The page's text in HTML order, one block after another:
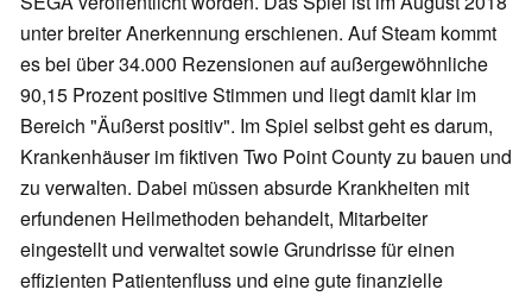
unter breiter Anerkennung erschienen. Auf Steam kommt
es bei über 34.000 Rezensionen auf außergewöhnliche
90,15 Prozent positive Stimmen und liegt damit klar im
Bereich "Äußerst positiv". Im Spiel selbst geht es darum,
Krankenhäuser im fiktiven Two Point County zu bauen und
zu verwalten. Dabei müssen absurde Krankheiten mit
erfundenen Heilmethoden behandelt, Mitarbeiter
eingestellt und verwaltet sowie Grundrisse für einen
effizienten Patientenfluss und eine gute finanzielle